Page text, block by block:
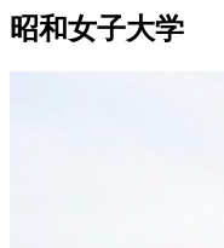
昭和女子大学